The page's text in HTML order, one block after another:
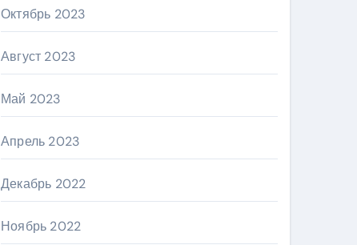
Октябрь 2023
Август 2023
Май 2023
Апрель 2023
Декабрь 2022
Ноябрь 2022